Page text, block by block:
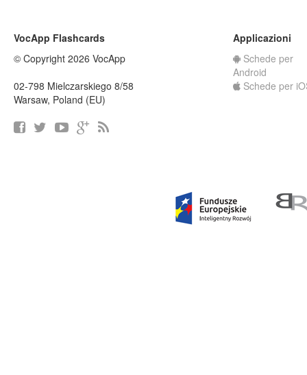
VocApp Flashcards
© Copyright 2026 VocApp
02-798 Mielczarskiego 8/58
Warsaw, Poland (EU)
Applicazioni
Schede per
Android
Schede per